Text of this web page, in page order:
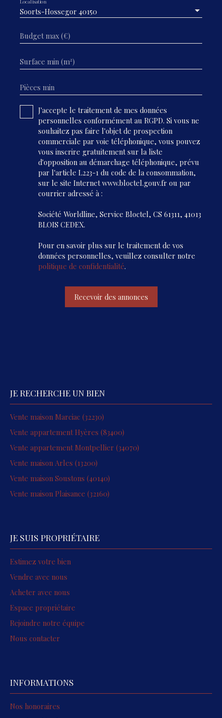
Soorts-Hossegor 40150
Localisation
Budget max (€)
Surface min (m²)
Pièces min
J'accepte le traitement de mes données
personnelles conformément au RGPD. Si vous ne
souhaitez pas faire l'objet de prospection
commerciale par voie téléphonique, vous pouvez
vous inscrire gratuitement sur la liste
d'opposition au démarchage téléphonique, prévu
par l'article L223-1 du code de la consommation,
sur le site Internet www.bloctel.gouv.fr ou par
courrier adressé à :
Société Worldline, Service Bloctel, CS 61311, 41013
BLOIS CEDEX.
Pour en savoir plus sur le traitement de vos
données personnelles, veuillez consulter notre
politique de confidentialité.
Recevoir des annonces
JE RECHERCHE UN BIEN
Vente maison Marciac (32230)
Vente appartement Hyères (83400)
Vente appartement Montpellier (34070)
Vente maison Arles (13200)
Vente maison Soustons (40140)
Vente maison Plaisance (32160)
JE SUIS PROPRIÉTAIRE
Estimez votre bien
Vendre avec nous
Acheter avec nous
Espace propriétaire
Rejoindre notre équipe
Nous contacter
INFORMATIONS
Nos honoraires